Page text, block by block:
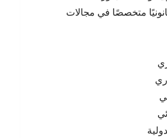
متخصصًا في مجالات